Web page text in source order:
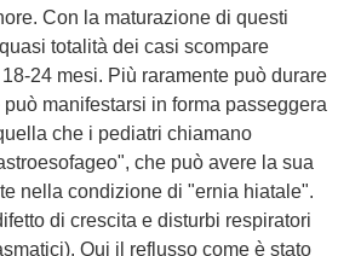
Con la maturazione di questi
totalità dei casi scompare
24 mesi. Più raramente può durare
manifestarsi in forma passeggera
che i pediatri chiamano
che può avere la sua
nella condizione di "ernia hiatale".
di crescita e disturbi respiratori
Qui il reflusso come è stato